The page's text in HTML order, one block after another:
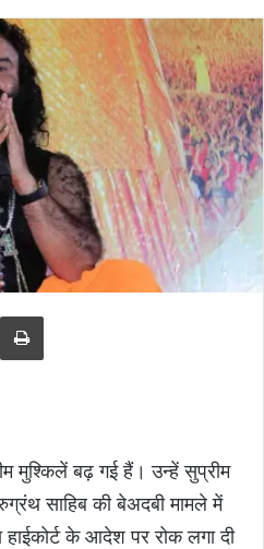
via Email Print
मुश्किलें बढ़ गई हैं। उन्हें सुप्रीम
साहिब की बेअदबी मामले में
हाईकोर्ट के आदेश पर रोक लगा दी